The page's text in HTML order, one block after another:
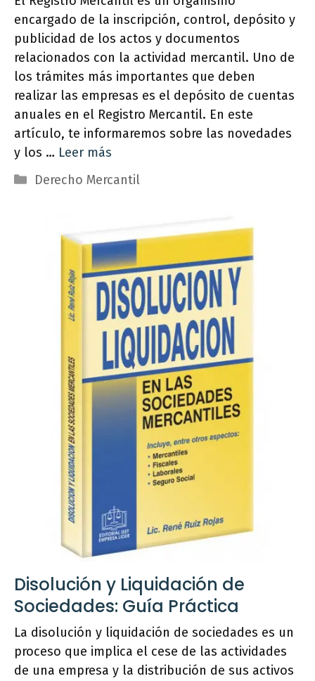
encargado de la inscripción, control, depósito y
publicidad de los actos y documentos
relacionados con la actividad mercantil. Uno de
los trámites más importantes que deben
realizar las empresas es el depósito de cuentas
anuales en el Registro Mercantil. En este
artículo, te informaremos sobre las novedades
y los … Leer más
Categorías
Derecho Mercantil
Disolución y Liquidación de
Sociedades: Guía Práctica
La disolución y liquidación de sociedades es un
proceso que implica el cese de las actividades
de una empresa y la distribución de sus activos